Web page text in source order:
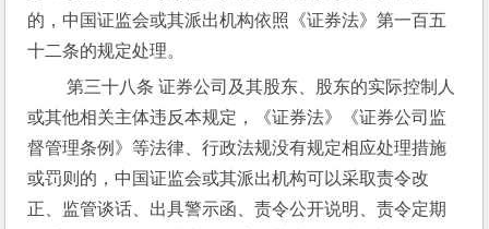
的，中国证监会或其派出机构依照《证券法》第一百五
十二条的规定处理。
第三十八条 证券公司及其股东、股东的实际控制人
或其他相关主体违反本规定，《证券法》《证券公司监
督管理条例》等法律、行政法规没有规定相应处理措施
或罚则的，中国证监会或其派出机构可以采取责令改
正、监管谈话、出具警示函、责令公开说明、责令定期